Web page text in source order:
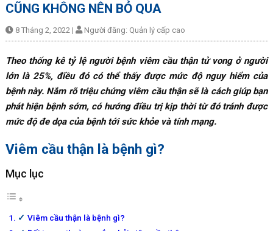
CŨNG KHÔNG NÊN BỎ QUA
8 Tháng 2, 2022 | Người đăng: Quản lý cấp cao
Theo thống kê tỷ lệ người bệnh viêm cầu thận tử vong ở người
lớn là 25%, điều đó có thể thấy được mức độ nguy hiểm của
bệnh này. Nắm rõ triệu chứng viêm cầu thận sẽ là cách giúp bạn
phát hiện bệnh sớm, có hướng điều trị kịp thời từ đó tránh được
mức độ đe dọa của bệnh tới sức khỏe và tính mạng.
Viêm cầu thận là bệnh gì?
Mục lục
Viêm cầu thận là bệnh gì?